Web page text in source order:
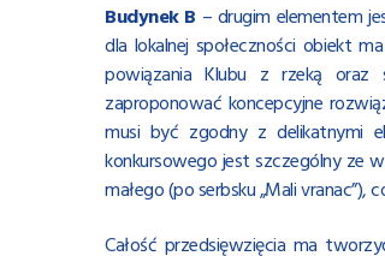
Budynek B – drugim elementem
dla lokalnej społeczności obiekt
powiązania Klubu z rzeką oraz
zaproponować koncepcyjne
musi być zgodny z delikatnymi
konkursowego jest szczególny ze
małego (po serbsku „Mali
Całość przedsięwzięcia ma